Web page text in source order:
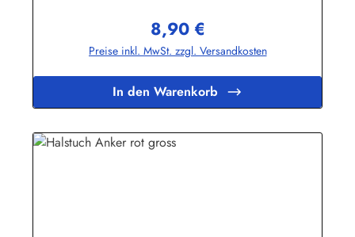
GmbHHeglitzer Str. 1226409 Wittmundinfo@modas-
bekleidung.de
Regulärer Preis:
8,90 €
Preise inkl. MwSt. zzgl. Versandkosten
In den Warenkorb